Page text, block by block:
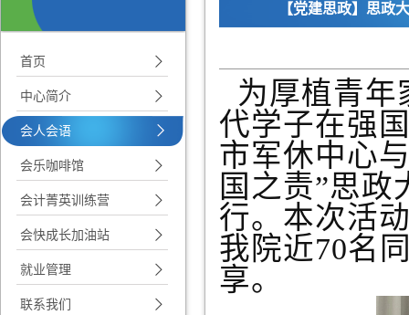
首页
中心简介
会人会语
会乐咖啡馆
会计菁英训练营
会快成长加油站
就业管理
联系我们
【党建思政】思政
为厚植青年
代学子在强
市军休中心
国之责”思
行。本次活
我院近70名
享。